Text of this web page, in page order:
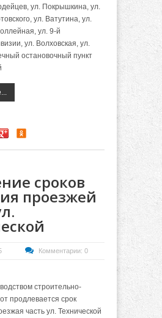
ул. Покрышкина, ул.
ул. Ватутина, ул.
ул. 9-й
ул. Волховская, ул.
остановочный пункт
сроков
проезжей
Комментарии: 0
строительно-
продлевается срок
часть ул. Технической